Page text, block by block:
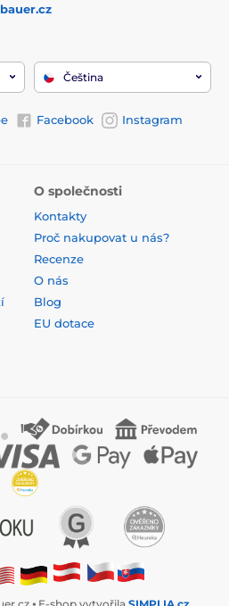
Čeština
Facebook
Instagram
O společnosti
Kontakty
Proč nakupovat u nás?
Recenze
O nás
Blog
EU dotace